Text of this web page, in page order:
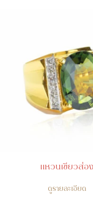
แหวนเขียวส่อง
ดูรายละเอียด